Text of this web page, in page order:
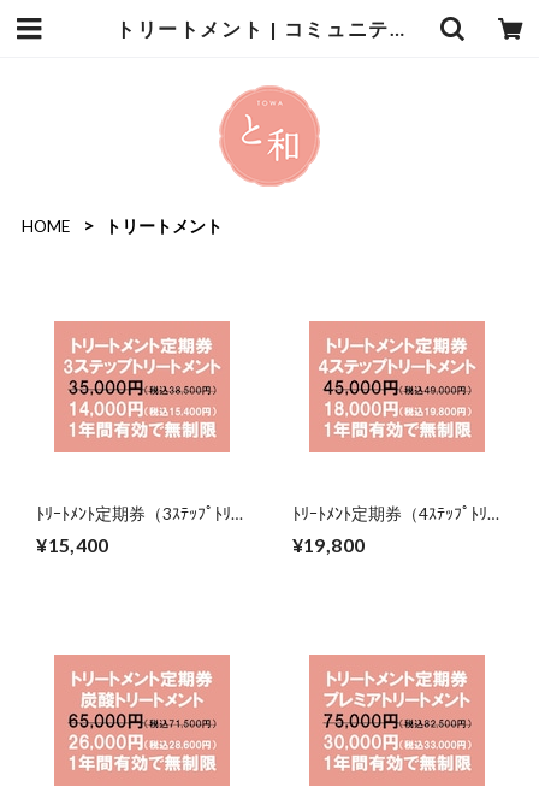
トリートメント | コミュニティサロン と和
HOME トリートメント
ﾄﾘｰﾄﾒﾝﾄ定期券（3ｽﾃｯﾌﾟﾄﾘｰ
で）
¥15,400
ﾄﾘｰﾄﾒﾝﾄ定期券（4ｽﾃｯﾌﾟﾄﾘｰ
で）
¥19,800